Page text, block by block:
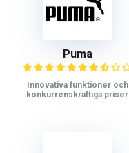
Puma
Innovativa funktioner och
konkurrenskraftiga priser